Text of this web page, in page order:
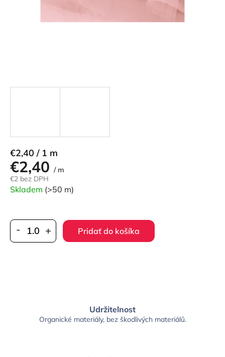
€2,40 / m
€2 bez DPH
Jednotková
cena:
€2,40 / 1 m
Skladem (>50 m)
Pridať do košíka
Udržitelnost
Organické materiály, bez škodlivých materiálů.